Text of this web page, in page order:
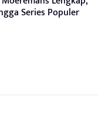
Series Populer